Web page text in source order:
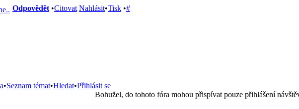
Odpovědět •Citovat Nahlásit•Tisk •#
•Seznam témat•Hledat•Přihlásit se
Bohužel, do tohoto fóra mohou přispívat pouze přihlášení